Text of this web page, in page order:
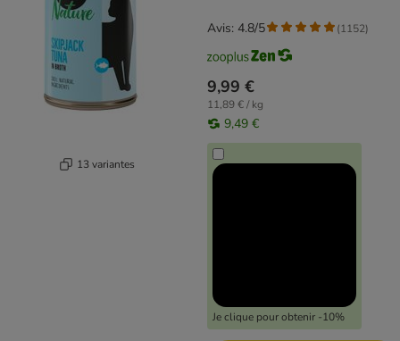
13 variantes
9,99 €
11,89 € / kg
9,49 €
Je clique pour obtenir -10%
Avis: 4.8/5 (1152)